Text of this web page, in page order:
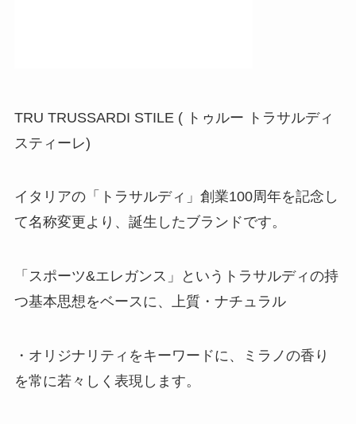
TRU TRUSSARDI STILE ( トゥルー トラサルディ
スティーレ)
イタリアの「トラサルディ」創業100周年を記念し
て名称変更より、誕生したブランドです。
「スポーツ&エレガンス」というトラサルディの持
つ基本思想をベースに、上質・ナチュラル
・オリジナリティをキーワードに、ミラノの香り
を常に若々しく表現します。